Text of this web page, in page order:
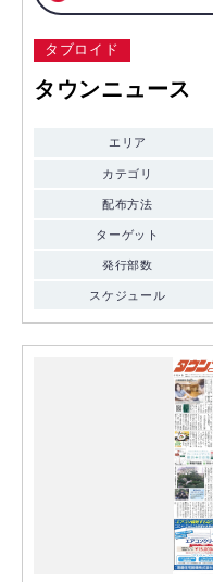
タブロイド
タウンニュース
エリア
カテゴリ
配布方法
ターゲット
発行部数
スケジュール